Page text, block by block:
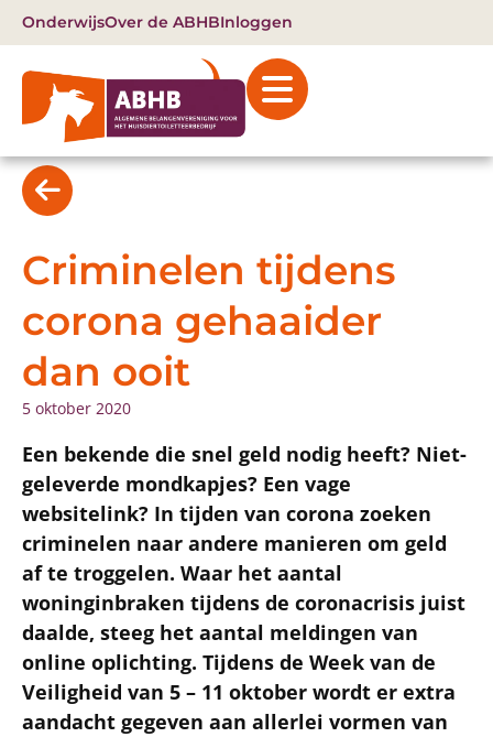
OnderwijsOver de ABHBInloggen
Criminelen tijdens
corona gehaaider
dan ooit
5 oktober 2020
Een bekende die snel geld nodig heeft? Niet-
geleverde mondkapjes? Een vage
websitelink? In tijden van corona zoeken
criminelen naar andere manieren om geld
af te troggelen. Waar het aantal
woninginbraken tijdens de coronacrisis juist
daalde, steeg het aantal meldingen van
online oplichting. Tijdens de Week van de
Veiligheid van 5 – 11 oktober wordt er extra
aandacht gegeven aan allerlei vormen van